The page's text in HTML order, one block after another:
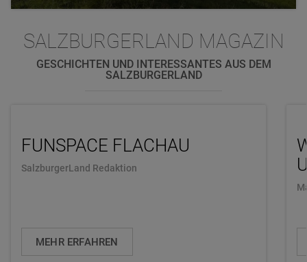
SALZBURGERLAND MAGAZIN
GESCHICHTEN UND INTERESSANTES AUS DEM
SALZBURGERLAND
FUNSPACE FLACHAU
SalzburgerLand Redaktion
MEHR ERFAHREN